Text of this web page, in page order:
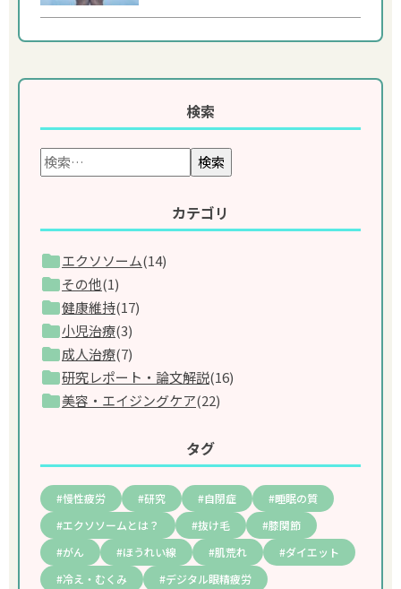
検索
検索
カテゴリ
エクソソーム(14)
その他(1)
健康維持(17)
小児治療(3)
成人治療(7)
研究レポート・論文解説(16)
美容・エイジングケア(22)
タグ
慢性疲労 研究 自閉症
睡眠の質
エクソソームとは？
抜け毛
膝関節
がん
ほうれい線 肌荒れ
ダイエット
冷え・むくみ
デジタル眼精疲労